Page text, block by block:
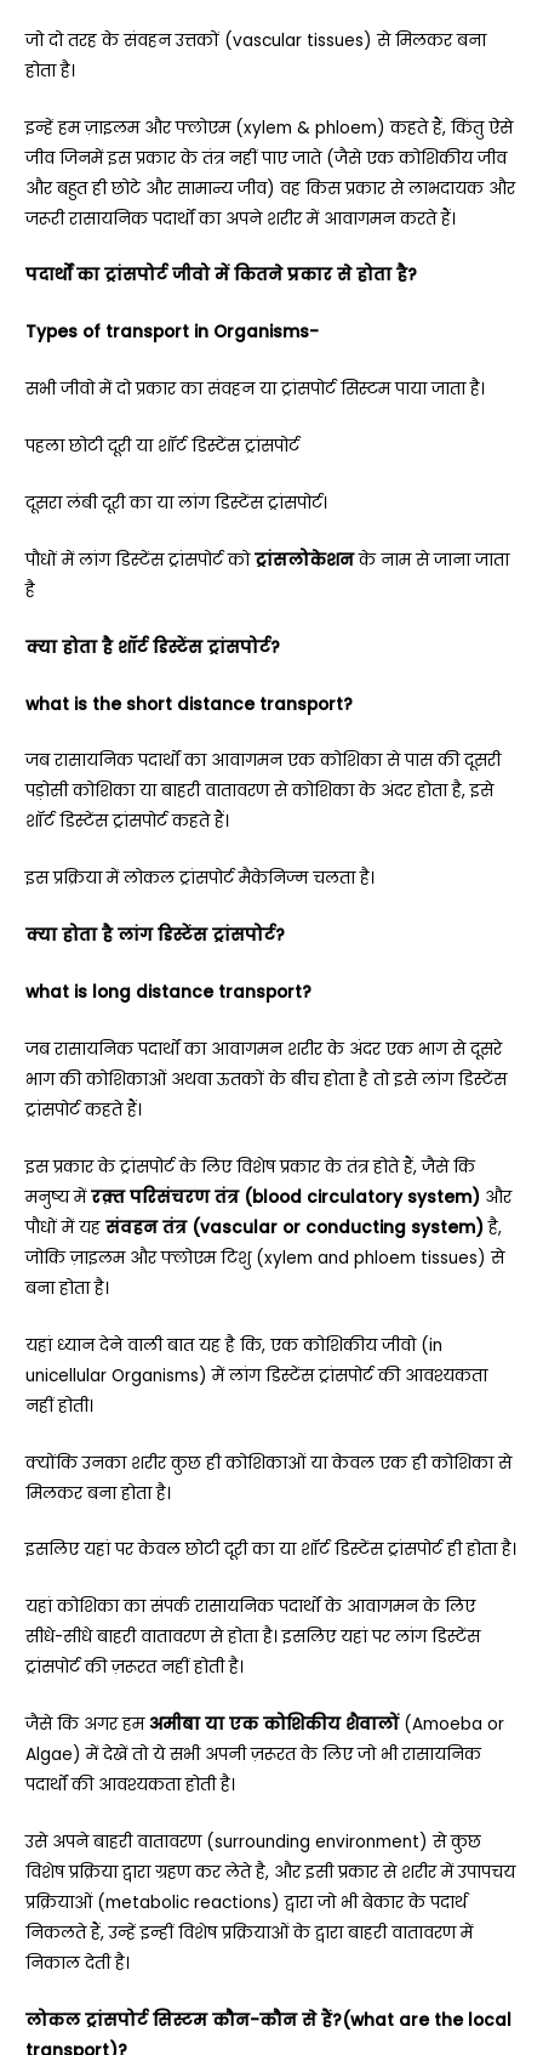
जो दो तरह के संवहन उत्तकों (vascular tissues) से मिलकर बना
होता है।
इन्हें हम ज़ाइलम और फ्लोएम (xylem & phloem) कहते हैं, किंतु ऐसे
जीव जिनमें इस प्रकार के तंत्र नहीं पाए जाते (जैसे एक कोशिकीय जीव
और बहुत ही छोटे और सामान्य जीव) वह किस प्रकार से लाभदायक और
जरूरी रासायनिक पदार्थों का अपने शरीर में आवागमन करते हैं।
पदार्थों का ट्रांसपोर्ट जीवो में कितने प्रकार से होता है?
Types of transport in Organisms-
सभी जीवो में दो प्रकार का संवहन या ट्रांसपोर्ट सिस्टम पाया जाता है।
पहला छोटी दूरी या शॉर्ट डिस्टेंस ट्रांसपोर्ट
दूसरा लंबी दूरी का या लांग डिस्टेंस ट्रांसपोर्ट।
पौधों में लांग डिस्टेंस ट्रांसपोर्ट कोट्रांसलोकेशनके नाम से जाना जाता
है
क्या होता है शॉर्ट डिस्टेंस ट्रांसपोर्ट?
what is the short distance transport?
जब रासायनिक पदार्थों का आवागमन एक कोशिका से पास की दूसरी
पड़ोसी कोशिका या बाहरी वातावरण से कोशिका के अंदर होता है, इसे
शॉर्ट डिस्टेंस ट्रांसपोर्ट कहते हैं।
इस प्रक्रिया में लोकल ट्रांसपोर्ट मैकेनिज्म चलता है।
क्या होता है लांग डिस्टेंस ट्रांसपोर्ट?
what is long distance transport?
जब रासायनिक पदार्थों का आवागमन शरीर के अंदर एक भाग से दूसरे
भाग की कोशिकाओं अथवा ऊतकों के बीच होता है तो इसे लांग डिस्टेंस
ट्रांसपोर्ट कहते हैं।
इस प्रकार के ट्रांसपोर्ट के लिए विशेष प्रकार के तंत्र होते हैं, जैसे कि
मनुष्य मेंरक़्त परिसंचरण तंत्र (blood circulatory system) और
पौधों में यहसंवहन तंत्र (vascular or conducting system)है,
जोकि ज़ाइलम और फ्लोएम टिशु (xylem and phloem tissues) से
बना होता है।
यहां ध्यान देने वाली बात यह है कि, एक कोशिकीय जीवो (in
unicellular Organisms) में लांग डिस्टेंस ट्रांसपोर्ट की आवश्यकता
नहीं होती।
क्योंकि उनका शरीर कुछ ही कोशिकाओं या केवल एक ही कोशिका से
मिलकर बना होता है।
इसलिए यहां पर केवल छोटी दूरी का या शॉर्ट डिस्टेंस ट्रांसपोर्ट ही होता है।
यहां कोशिका का संपर्क रासायनिक पदार्थों के आवागमन के लिए
सीधे-सीधे बाहरी वातावरण से होता है। इसलिए यहां पर लांग डिस्टेंस
ट्रांसपोर्ट की ज़रूरत नहीं होती है।
जैसे कि अगर हम अमीबा या एक कोशिकीय शैवालों(Amoeba or
Algae) में देखें तो ये सभी अपनी ज़रूरत के लिए जो भी रासायनिक
पदार्थों की आवश्यकता होती है।
उसे अपने बाहरी वातावरण (surrounding environment) से कुछ
विशेष प्रक्रिया द्वारा ग्रहण कर लेते है, और इसी प्रकार से शरीर में उपापचय
प्रक्रियाओं (metabolic reactions) द्वारा जो भी बेकार के पदार्थ
निकलते हैं, उन्हें इन्हीं विशेष प्रक्रियाओं के द्वारा बाहरी वातावरण में
निकाल देती है।
लोकल ट्रांसपोर्ट सिस्टम कौन-कौन से हैं?(what are the local